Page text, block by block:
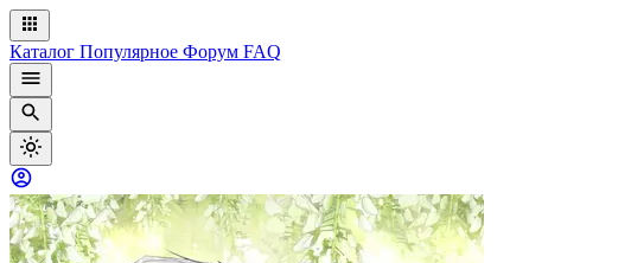
Каталог Популярное Форум FAQ